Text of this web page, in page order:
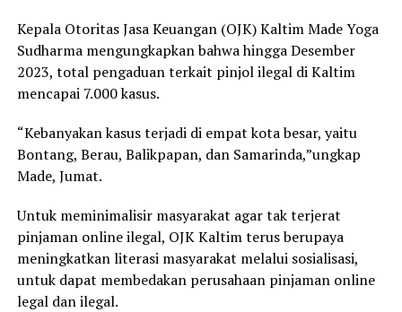
Kepala Otoritas Jasa Keuangan (OJK) Kaltim Made Yoga
Sudharma mengungkapkan bahwa hingga Desember
2023, total pengaduan terkait pinjol ilegal di Kaltim
mencapai 7.000 kasus.
“Kebanyakan kasus terjadi di empat kota besar, yaitu
Bontang, Berau, Balikpapan, dan Samarinda,”ungkap
Made, Jumat.
Untuk meminimalisir masyarakat agar tak terjerat
pinjaman online ilegal, OJK Kaltim terus berupaya
meningkatkan literasi masyarakat melalui sosialisasi,
untuk dapat membedakan perusahaan pinjaman online
legal dan ilegal.